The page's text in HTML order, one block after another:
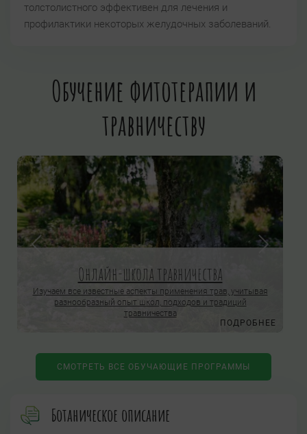
толстолистного эффективен для лечения и
профилактики некоторых желудочных заболеваний.
Обучение фитотерапии и
травничеству
Онлайн-школа травничества
Изучаем все известные аспекты применения трав, учитывая
разнообразный опыт школ, подходов и традиций
травничества
ПОДРОБНЕЕ
СМОТРЕТЬ ВСЕ ОБУЧАЮЩИЕ ПРОГРАММЫ
Ботаническое описание